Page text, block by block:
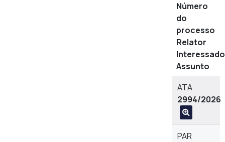
Número
do
processo
Relator
Interessado
Assunto
ATA
2994/2026
PAR